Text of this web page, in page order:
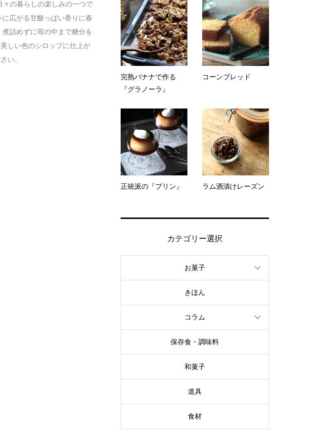
の暮らしの楽しみの一つで
広がる甘酸っぱい香りに春
詰めずに苺の中まで糖分を
しい色のシロップに仕上が
い。
完熟バナナで作る
『グラノーラ』
コーンブレッド
正統派の『プリン』 ラム酒漬けレーズン
カテゴリー選択
お菓子
きほん
コラム
保存食・調味料
和菓子
道具
食材